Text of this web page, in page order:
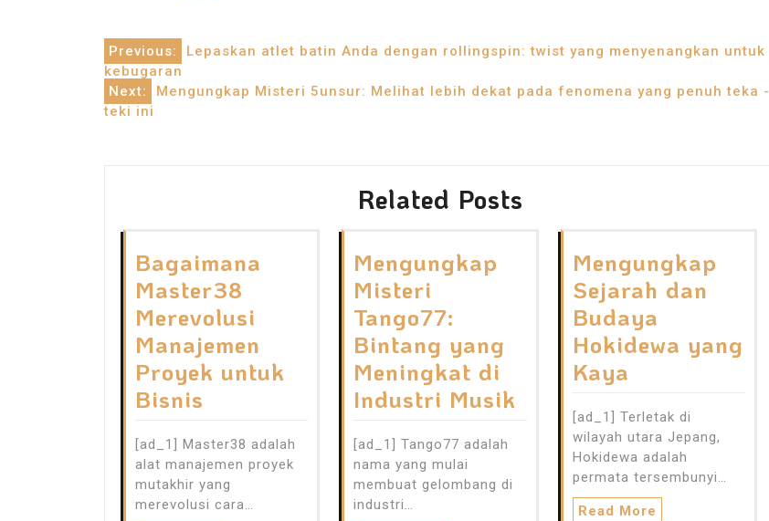
Post
navigation
Previous:
Lepaskan atlet batin Anda dengan rollingspin: twist yang menyenangkan untuk
kebugaran
Next:
Mengungkap Misteri 5unsur: Melihat lebih dekat pada fenomena yang penuh teka -
teki ini
Related Posts
Bagaimana
Master38
Merevolusi
Manajemen
Proyek untuk
Bisnis
[ad_1] Master38 adalah
alat manajemen proyek
mutakhir yang
merevolusi cara…
Mengungkap
Misteri
Tango77:
Bintang yang
Meningkat di
Industri Musik
[ad_1] Tango77 adalah
nama yang mulai
membuat gelombang di
industri…
Mengungkap
Sejarah dan
Budaya
Hokidewa yang
Kaya
[ad_1] Terletak di
wilayah utara Jepang,
Hokidewa adalah
permata tersembunyi…
Read More